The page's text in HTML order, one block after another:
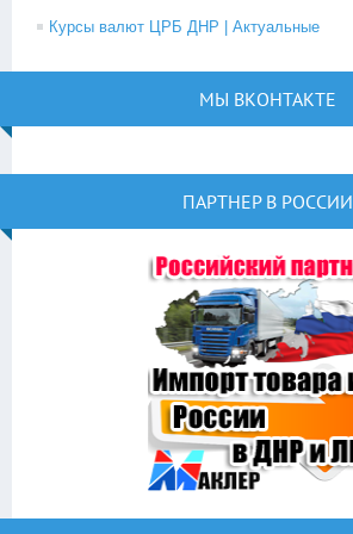
Курсы валют ЦРБ ДНР | Актуальные
МЫ ВКОНТАКТЕ
ПАРТНЕР В РОССИИ